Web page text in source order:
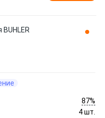
87%
4 шт.